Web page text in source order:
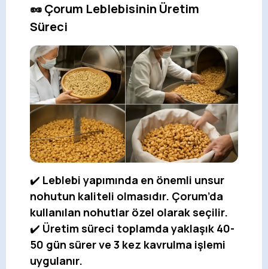
🥜 Çorum Leblebisinin Üretim
Süreci
✔️ Leblebi yapımında en önemli unsur
nohutun kaliteli olmasıdır. Çorum’da
kullanılan nohutlar özel olarak seçilir.
✔️ Üretim süreci toplamda yaklaşık 40-
50 gün sürer ve 3 kez kavrulma işlemi
uygulanır.